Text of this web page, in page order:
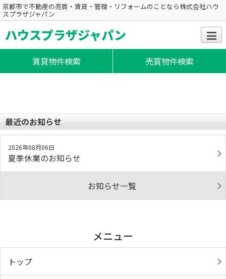
京都市で不動産の売買・賃貸・管理・リフォームのことなら株式会社ハウ
スプラザジャパン
ハウスプラザジャパン
賃貸物件検索 売買物件検索
最近のお知らせ
2026年08月06日
夏季休業のお知らせ
お知らせ一覧
メニュー
トップ